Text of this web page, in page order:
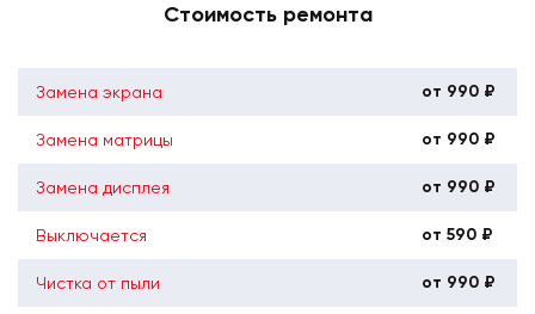
Стоимость ремонта
Замена экрана от 990 ₽
Замена матрицы от 990 ₽
Замена дисплея от 990 ₽
Выключается от 590 ₽
Чистка от пыли от 990 ₽